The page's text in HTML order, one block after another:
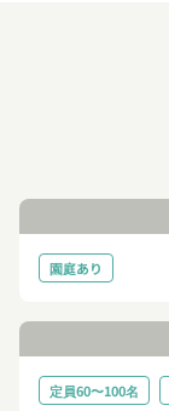
園庭あり
定員60〜100名